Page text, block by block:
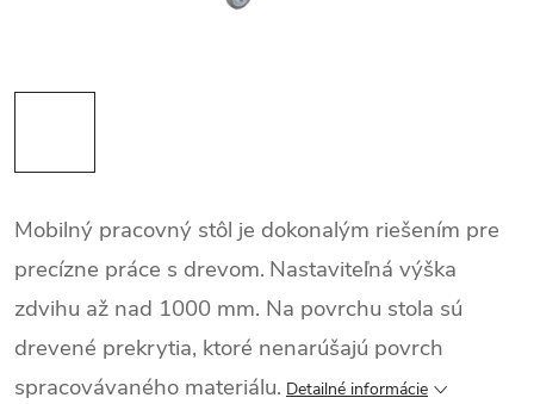
Mobilný pracovný stôl je dokonalým riešením pre
precízne práce s drevom. Nastaviteľná výška
zdvihu až nad 1000 mm. Na povrchu stola sú
drevené prekrytia, ktoré nenarúšajú povrch
spracovávaného materiálu. Detailné informácie